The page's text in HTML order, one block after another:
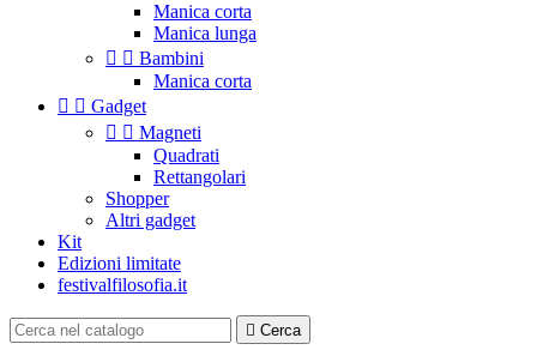
Manica corta
Manica lunga
  Bambini
Manica corta
  Gadget
  Magneti
Quadrati
Rettangolari
Shopper
Altri gadget
Kit
Edizioni limitate
festivalfilosofia.it
 Cerca